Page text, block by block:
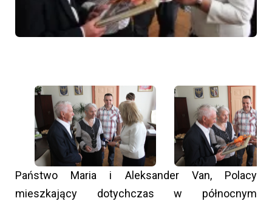
Państwo Maria i Aleksander Van, Polacy
mieszkający dotychczas w północnym